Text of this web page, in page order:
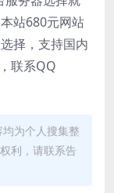
站680元网站
择，支持国内
联系QQ
为个人搜集整
利，请联系告